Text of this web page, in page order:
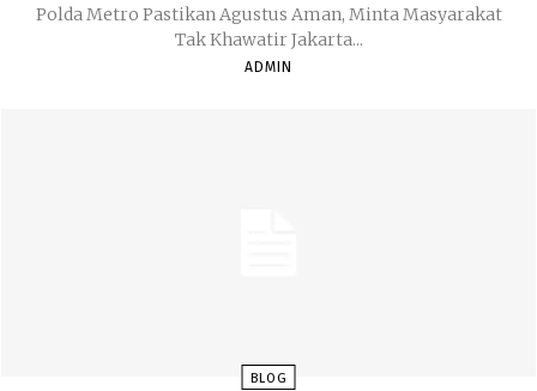
Polda Metro Pastikan Agustus Aman, Minta Masyarakat
Tak Khawatir Jakarta...
ADMIN
BLOG